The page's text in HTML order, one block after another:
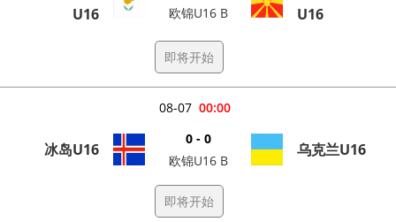
U16
欧锦U16 B
U16
即将开始
00:00
08-07
冰岛U16
0 - 0
欧锦U16 B
乌克兰U16
即将开始